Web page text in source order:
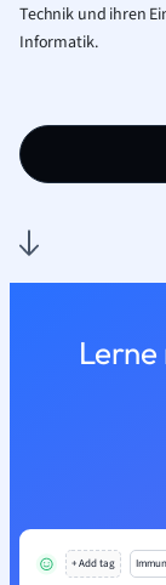
Technik und ihren
Informatik.
+ Add tag